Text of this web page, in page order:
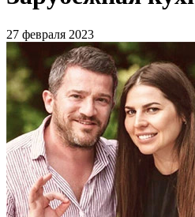
27 февраля 2023